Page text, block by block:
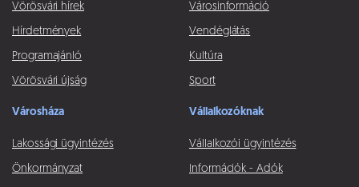
Vörösvári hírek
Hírdetmények
Programajánló
Vörösvári újság
Városinformáció
Vendéglátás
Kultúra
Sport
Városháza
Lakossági ügyintézés
Önkormányzat
Vállalkozóknak
Vállalkozói ügyintézés
Információk - Adók